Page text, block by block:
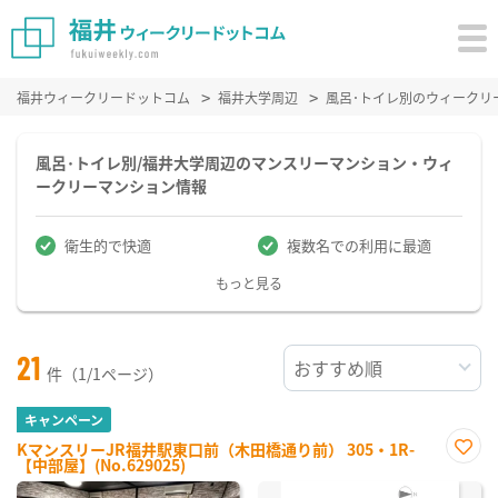
福井ウィークリードットコム 福井大学周辺 風呂･トイレ別のウィーク
風呂･トイレ別/福井大学周辺のマンスリーマンション・ウィ
ークリーマンション情報
衛生的で快適 複数名での利用に最適
もっと見る
21 件（1/1ページ）
キャンペーン
KマンスリーJR福井駅東口前（木田橋通り前） 305・1R-
【中部屋】(No.629025)
に入